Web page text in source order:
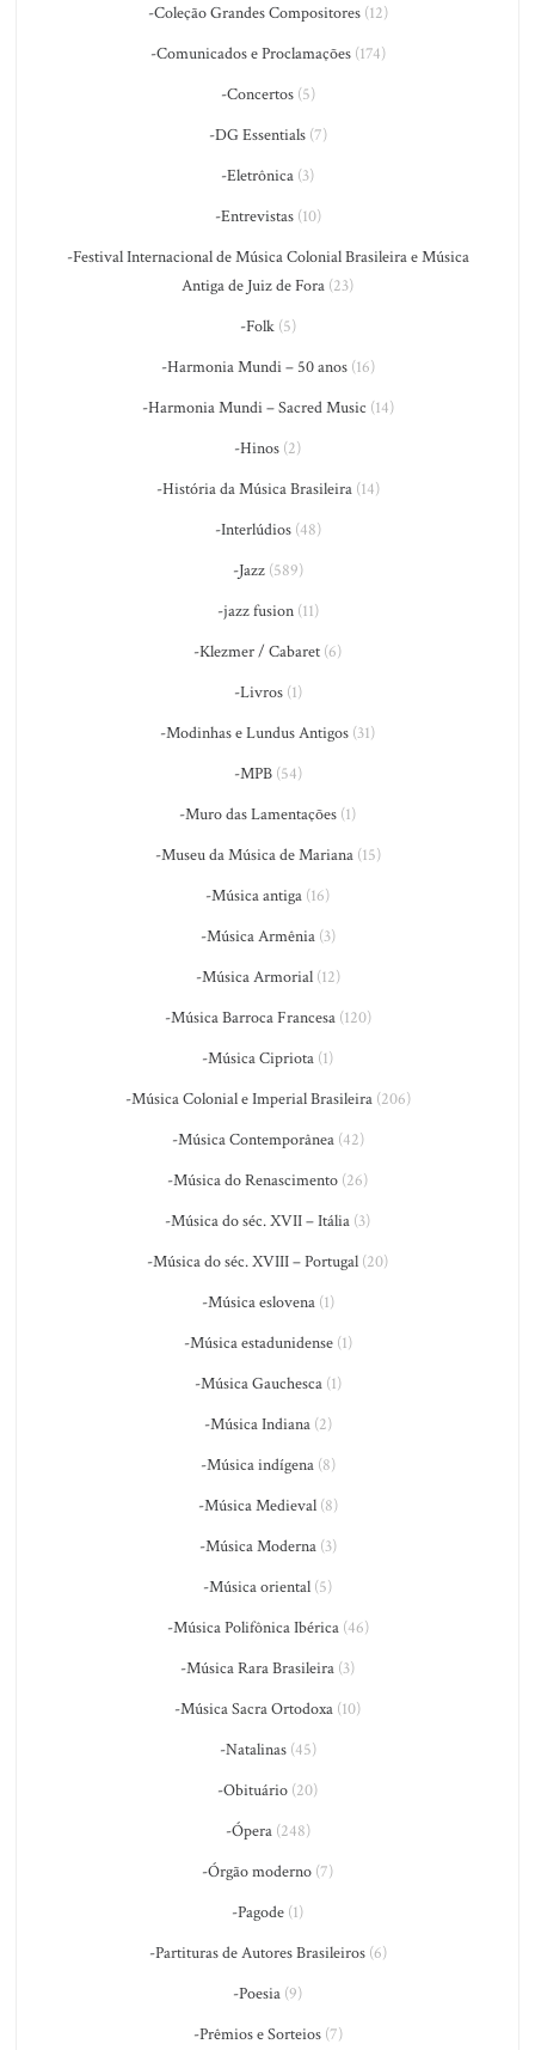
-Coleção Grandes Compositores(12)
-Comunicados e Proclamações(174)
-Concertos(5)
-DG Essentials(7)
-Eletrônica (3)
-Entrevistas(10)
-Festival Internacional de Música Colonial Brasileira e Música
Antiga de Juiz de Fora (23)
-Folk(5)
-Harmonia Mundi – 50 anos(16)
-Harmonia Mundi – Sacred Music (14)
-Hinos (2)
-História da Música Brasileira(14)
-Interlúdios(48)
-Jazz(589)
-jazz fusion(11)
-Klezmer / Cabaret (6)
-Livros(1)
-Modinhas e Lundus Antigos (31)
-MPB(54)
-Muro das Lamentações (1)
-Museu da Música de Mariana(15)
-Música antiga (16)
-Música Armênia(3)
-Música Armorial(12)
-Música Barroca Francesa(120)
-Música Cipriota (1)
-Música Colonial e Imperial Brasileira(206)
-Música Contemporânea(42)
-Música do Renascimento (26)
-Música do séc. XVII – Itália (3)
-Música do séc. XVIII – Portugal (20)
-Música eslovena(1)
-Música estadunidense(1)
-Música Gauchesca(1)
-Música Indiana(2)
-Música indígena(8)
-Música Medieval(8)
-Música Moderna(3)
-Música oriental (5)
-Música Polifônica Ibérica(46)
-Música Rara Brasileira (3)
-Música Sacra Ortodoxa (10)
-Natalinas(45)
-Obituário (20)
-Ópera(248)
-Órgão moderno (7)
-Pagode (1)
-Partituras de Autores Brasileiros(6)
-Poesia (9)
-Prêmios e Sorteios(7)